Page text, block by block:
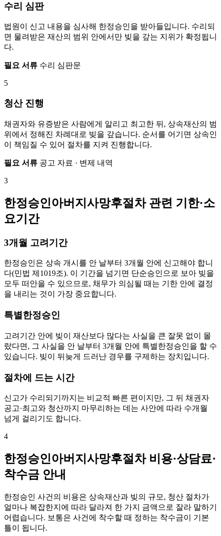
수리 심판
법원이 신고 내용을 심사해 한정승인을 받아들입니다. 수리되
면 물려받은 재산의 범위 안에서만 빚을 갚는 지위가 확정됩니
다.
필요 서류 수리 심판문
5
청산 진행
채권자와 유증받은 사람에게 알리고 최고한 뒤, 상속재산의 범
위에서 정해진 차례대로 빚을 갚습니다. 순서를 어기면 상속인
이 책임질 수 있어 절차를 지켜 진행합니다.
필요 서류 공고 자료 · 변제 내역
3
한정승인아버지사망후절차 관련 기한·소
요기간
3개월 고려기간
한정승인은 상속 개시를 안 날부터 3개월 안에 신고해야 합니
다(민법 제1019조). 이 기간을 넘기면 단순승인으로 보아 빚을
모두 떠안을 수 있으므로, 채무가 의심될 때는 기한 안에 결정
을 내리는 것이 가장 중요합니다.
특별한정승인
고려기간 안에 빚이 재산보다 많다는 사실을 큰 잘못 없이 몰
랐다면, 그 사실을 안 날부터 3개월 안에 특별한정승인을 할 수
있습니다. 빚이 뒤늦게 드러난 경우를 구제하는 장치입니다.
절차에 드는 시간
신고가 수리되기까지는 비교적 빠른 편이지만, 그 뒤 채권자
공고·최고와 청산까지 마무리하는 데는 사안에 따라 수개월
넘게 걸리기도 합니다.
4
한정승인아버지사망후절차 비용·상담료·
착수금 안내
한정승인 사건의 비용은 상속재산과 빚의 규모, 청산 절차가
얼마나 복잡한지에 따라 달라져 한 가지 금액으로 잘라 말하기
어렵습니다. 보통은 사건에 착수할 때 정하는 착수금이 기본
틀이 됩니다.